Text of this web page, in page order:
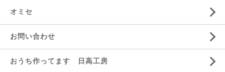
オミセ
お問い合わせ
おうち作ってます 日高工房